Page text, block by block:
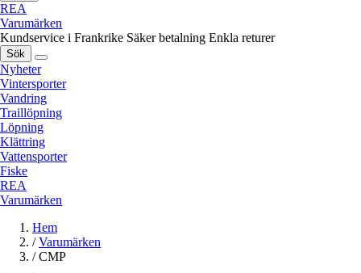
REA
Varumärken
Kundservice i Frankrike Säker betalning Enkla returer
Sök
Nyheter
Vintersporter
Vandring
Traillöpning
Löpning
Klättring
Vattensporter
Fiske
REA
Varumärken
Hem
/ Varumärken
/ CMP